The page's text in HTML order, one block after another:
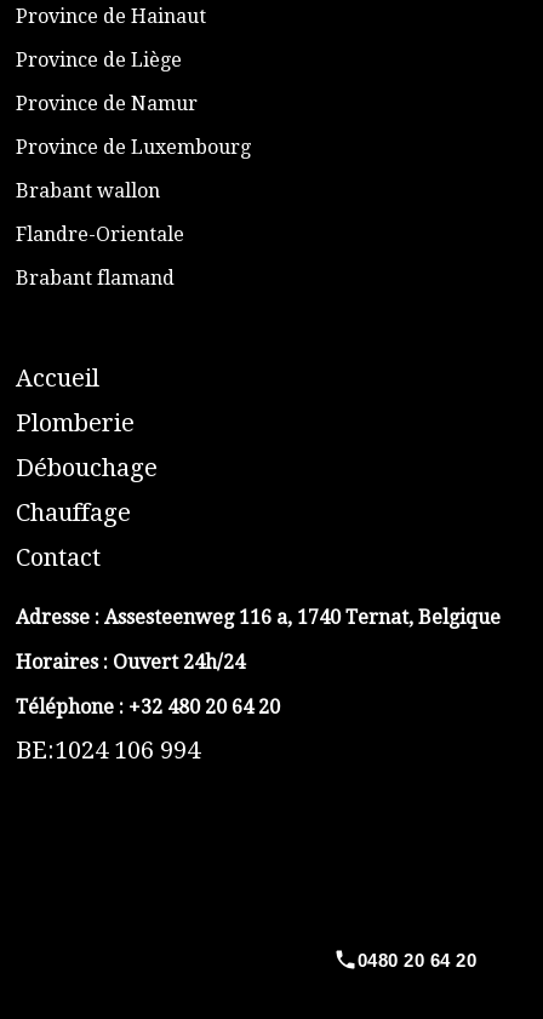
​Province de Hainaut
Province de Liège
​Province de Namur
​Province de Luxembourg
​Brabant wallon
​Flandre-Orientale
​Brabant flamand
Accueil
​Plomberie
Débouchage
Chauffage
Contact
Adresse : Assesteenweg 116 a, 1740 Ternat, Belgique
Horaires : Ouvert 24h/24
Téléphone : +32 480 20 64 20
BE:1024 106 994
0480 20 64 20